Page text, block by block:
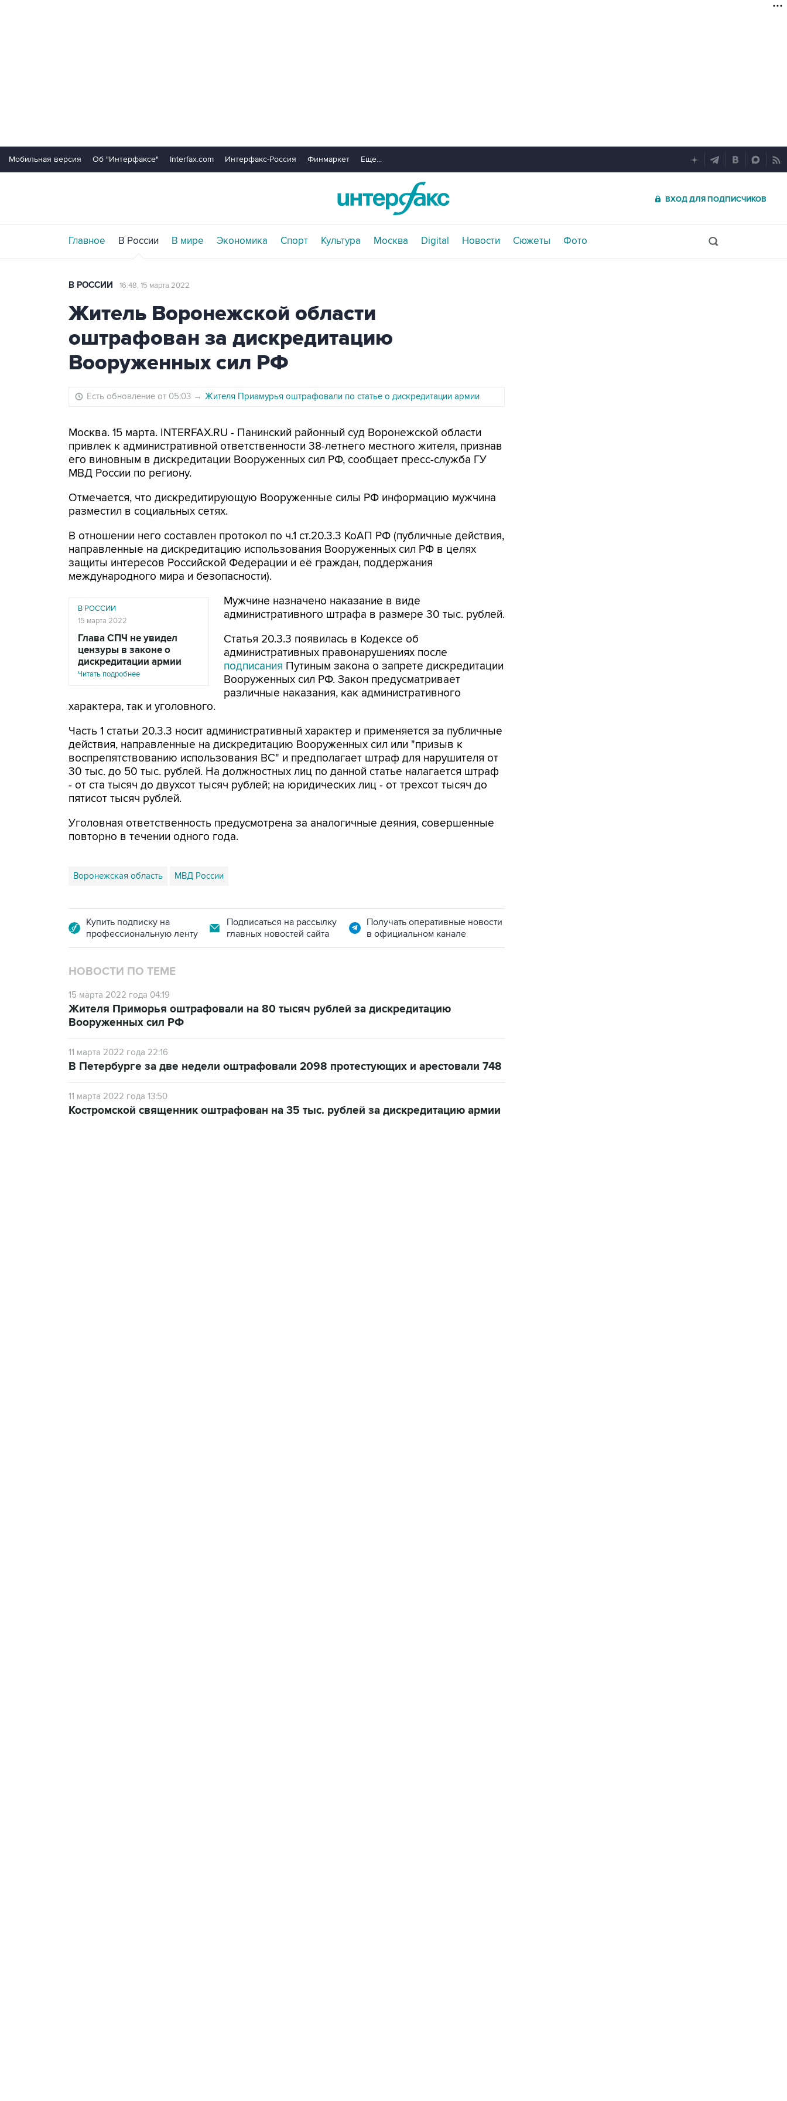
Мобильная версия Об "Интерфаксе" Interfax.com Интерфакс-Россия Финмаркет Еще...
ВХОД ДЛЯ ПОДПИСЧИКОВ
Главное В России В мире Экономика Спорт Культура Москва Digital Новости Сюжеты Фото
В РОССИИ 16:48, 15 марта 2022
Житель Воронежской области
оштрафован за дискредитацию
Вооруженных сил РФ
Есть обновление от 05:03 → Жителя Приамурья оштрафовали по статье о дискредитации армии
Москва. 15 марта. INTERFAX.RU - Панинский районный суд Воронежской области
привлек к административной ответственности 38-летнего местного жителя, признав
его виновным в дискредитации Вооруженных сил РФ, сообщает пресс-служба ГУ
МВД России по региону.
Отмечается, что дискредитирующую Вооруженные силы РФ информацию мужчина
разместил в социальных сетях.
В отношении него составлен протокол по ч.1 ст.20.3.3 КоАП РФ (публичные действия,
направленные на дискредитацию использования Вооруженных сил РФ в целях
защиты интересов Российской Федерации и её граждан, поддержания
международного мира и безопасности).
В РОССИИ
15 марта 2022
Глава СПЧ не увидел
цензуры в законе о
дискредитации армии
Читать подробнее
Мужчине назначено наказание в виде
административного штрафа в размере 30 тыс. рублей.
Статья 20.3.3 появилась в Кодексе об
административных правонарушениях после
подписания Путиным закона о запрете дискредитации
Вооруженных сил РФ. Закон предусматривает
различные наказания, как административного
характера, так и уголовного.
Часть 1 статьи 20.3.3 носит административный характер и применяется за публичные
действия, направленные на дискредитацию Вооруженных сил или "призыв к
воспрепятствованию использования ВС" и предполагает штраф для нарушителя от
30 тыс. до 50 тыс. рублей. На должностных лиц по данной статье налагается штраф
- от ста тысяч до двухсот тысяч рублей; на юридических лиц - от трехсот тысяч до
пятисот тысяч рублей.
Уголовная ответственность предусмотрена за аналогичные деяния, совершенные
повторно в течении одного года.
Воронежская область МВД России
Купить подписку на
профессиональную ленту
Подписаться на рассылку
главных новостей сайта
Получать оперативные новости
в официальном канале
НОВОСТИ ПО ТЕМЕ
15 марта 2022 года 04:19
Жителя Приморья оштрафовали на 80 тысяч рублей за дискредитацию
Вооруженных сил РФ
11 марта 2022 года 22:16
В Петербурге за две недели оштрафовали 2098 протестующих и арестовали 748
11 марта 2022 года 13:50
Костромской священник оштрафован на 35 тыс. рублей за дискредитацию армии